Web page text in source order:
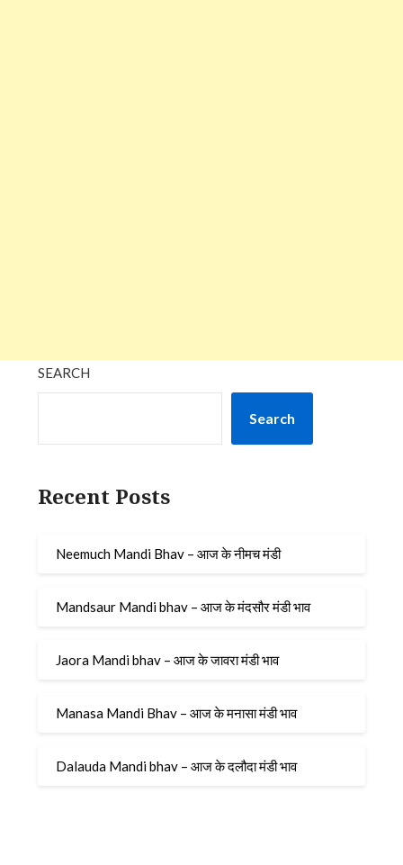
SEARCH
Search
Recent Posts
Neemuch Mandi Bhav – आज के नीमच मंडी
Mandsaur Mandi bhav – आज के मंदसौर मंडी भाव
Jaora Mandi bhav – आज के जावरा मंडी भाव
Manasa Mandi Bhav – आज के मनासा मंडी भाव
Dalauda Mandi bhav – आज के दलौदा मंडी भाव